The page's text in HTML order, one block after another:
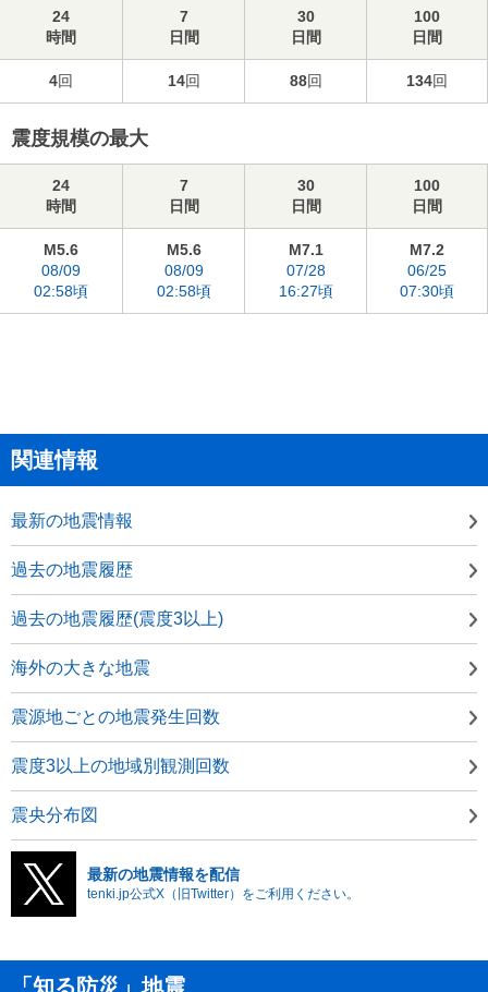
24
時間
7
日間
30
日間
100
日間
4回 14回 88回 134回
震度規模の最大
24
時間
7
日間
30
日間
100
日間
M5.6
08/09
02:58頃
M5.6
08/09
02:58頃
M7.1
07/28
16:27頃
M7.2
06/25
07:30頃
関連情報
最新の地震情報
過去の地震履歴
過去の地震履歴(震度3以上)
海外の大きな地震
震源地ごとの地震発生回数
震度3以上の地域別観測回数
震央分布図
最新の地震情報を配信
tenki.jp公式X（旧Twitter）をご利用ください。
「知る防災」地震